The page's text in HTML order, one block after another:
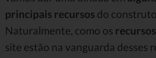
principais recursos do
Naturalmente, como os
site estão na vanguarda desses